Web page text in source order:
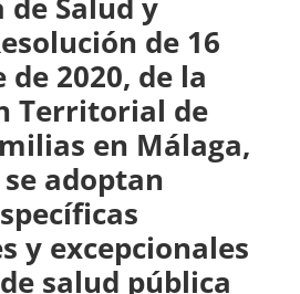
de 16
2020, de la
Territorial de
en Málaga,
adoptan
y excepcionales
salud pública